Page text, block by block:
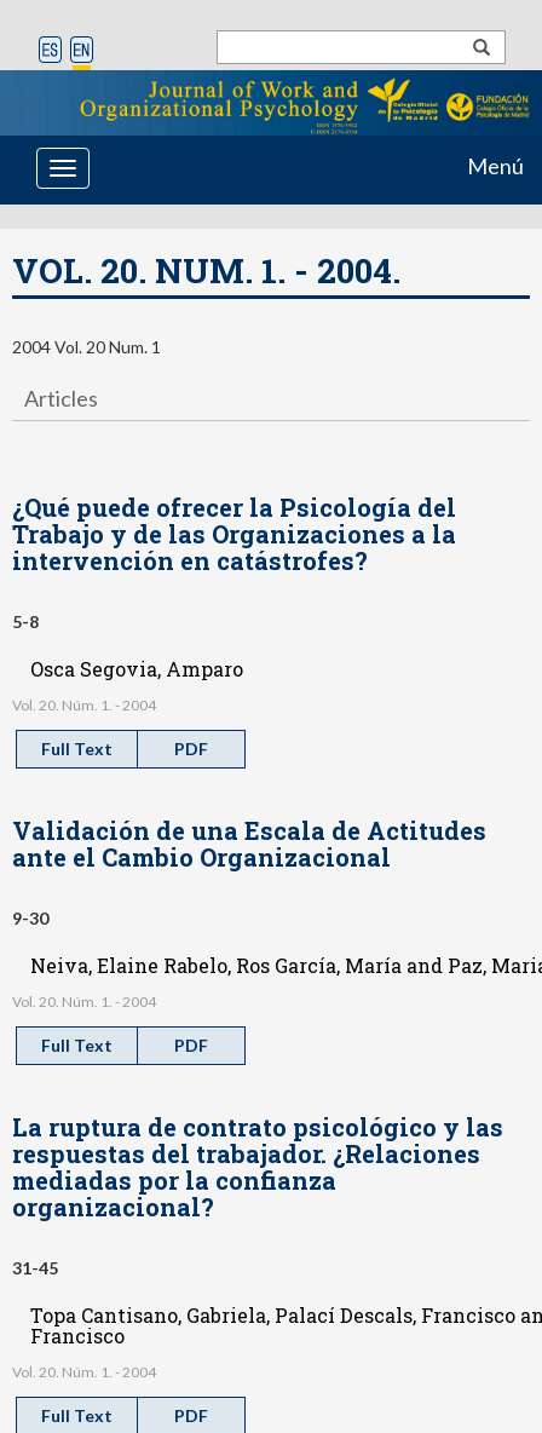
Toggle
navigation
Menú
VOL. 20. NUM. 1. - 2004.
2004 Vol. 20 Num. 1
Articles
¿Qué puede ofrecer la Psicología del
Trabajo y de las Organizaciones a la
intervención en catástrofes?
5-8
Osca Segovia, Amparo
Vol. 20. Núm. 1. - 2004
Full Text PDF
Validación de una Escala de Actitudes
ante el Cambio Organizacional
9-30
Neiva, Elaine Rabelo, Ros García, María and Paz,
Vol. 20. Núm. 1. - 2004
Full Text PDF
La ruptura de contrato psicológico y las
respuestas del trabajador. ¿Relaciones
mediadas por la confianza
organizacional?
31-45
Topa Cantisano, Gabriela, Palací Descals, Francisco
Francisco
Vol. 20. Núm. 1. - 2004
Full Text PDF